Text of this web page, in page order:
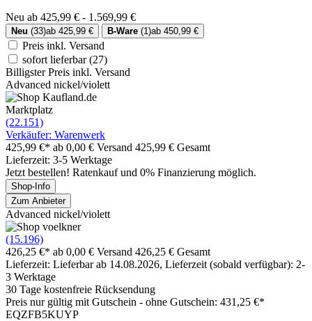
Neu ab 425,99 € - 1.569,99 €
Neu (33)ab 425,99 € B-Ware (1)ab 450,99 €
Preis inkl. Versand
sofort lieferbar(27)
Billigster Preis inkl. Versand
Advanced nickel/violett
Marktplatz
(22.151)
Verkäufer: Warenwerk
425,99 €* ab 0,00 € Versand 425,99 € Gesamt
Lieferzeit: 3-5 Werktage
Jetzt bestellen! Ratenkauf und 0% Finanzierung möglich.
Shop-Info
Zum Anbieter
Advanced nickel/violett
(15.196)
426,25 €* ab 0,00 € Versand 426,25 € Gesamt
Lieferzeit: Lieferbar ab 14.08.2026, Lieferzeit (sobald verfügbar): 2-
3 Werktage
30 Tage kostenfreie Rücksendung
Preis nur gültig mit Gutschein - ohne Gutschein: 431,25 €*
EQZFB5KUYP